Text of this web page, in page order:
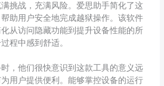
挑战，充满风险。爱思助手简化了这
助用户安全地完成越狱操作。该软件
从访问隐藏功能到提升设备性能的所
程中感到舒适。
，他们很快意识到这款工具的意义远
用户提供便利。能够掌控设备的运行